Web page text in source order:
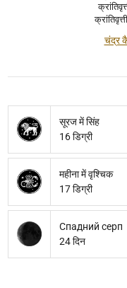
चंद्र
सूरज में सिंह
16 डिग्री
महीना में वृश्चिक
17 डिग्री
Спадний серп
24 दिन